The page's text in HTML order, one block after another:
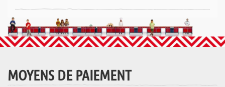
MOYENS DE PAIEMENT